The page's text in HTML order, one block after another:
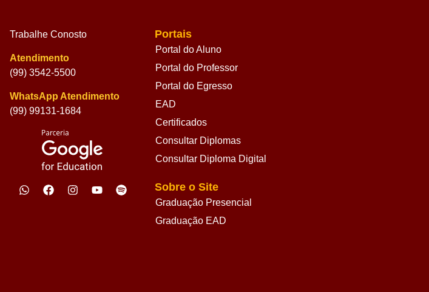
Trabalhe Conosto
Atendimento
(99) 3542-5500
WhatsApp Atendimento
(99) 99131-1684
Portais
Portal do Aluno
Portal do Professor
Portal do Egresso
EAD
Certificados
Consultar Diplomas
Consultar Diploma Digital
Sobre o Site
Graduação Presencial
Graduação EAD